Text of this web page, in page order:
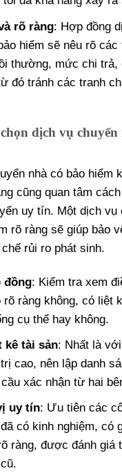
rõ ràng: Hợp đồng
hiểm sẽ nêu rõ
thường, mức chi trả,
đó tránh các tranh
dịch vụ chuyển
nhà có bảo hiểm
cũng quan tâm
uy tín. Một dịch vụ
rõ ràng sẽ giúp bảo
rủi ro phát sinh.
đồng: Kiểm tra xem
rõ ràng không, có liệt
cụ thể hay không.
kê tài sản: Nhất là
cao, nên lập danh
xác nhận từ hai
uy tín: Ưu tiên các
có kinh nghiệm, có
ràng, được đánh giá